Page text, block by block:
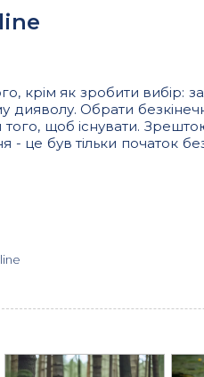
крім як зробити вибір:
дияволу. Обрати
того, щоб існувати.
це був тільки початок